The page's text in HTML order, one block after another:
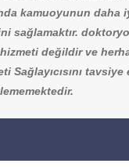
kamuoyunun daha
sağlamaktır.
değildir ve
Sağlayıcısını